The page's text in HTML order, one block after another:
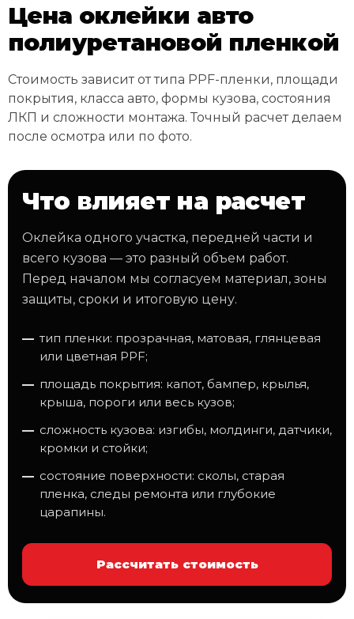
Цена оклейки авто
полиуретановой пленкой
Стоимость зависит от типа PPF-пленки, площади
покрытия, класса авто, формы кузова, состояния
ЛКП и сложности монтажа. Точный расчет делаем
после осмотра или по фото.
Что влияет на расчет
Оклейка одного участка, передней части и
всего кузова — это разный объем работ.
Перед началом мы согласуем материал, зоны
защиты, сроки и итоговую цену.
тип пленки: прозрачная, матовая, глянцевая
или цветная PPF;
площадь покрытия: капот, бампер, крылья,
крыша, пороги или весь кузов;
сложность кузова: изгибы, молдинги, датчики,
кромки и стойки;
состояние поверхности: сколы, старая
пленка, следы ремонта или глубокие
царапины.
Рассчитать стоимость